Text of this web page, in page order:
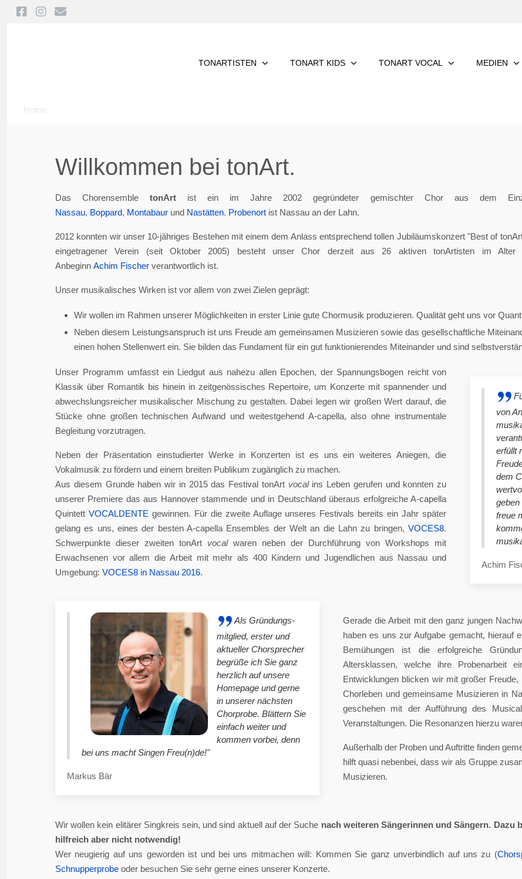
TONARTISTEN TONART KIDS TONART VOCAL MEDIEN
Home
Willkommen bei tonArt.
Das ChorensembletonArt ist ein im Jahre 2002 gegründeter gemischter Chor aus dem
Nassau, Boppard, Montabaur und Nastätten. Probenort ist Nassau an der Lahn.
2012 konnten wir unser 10-jähriges Bestehen mit einem dem Anlass entsprechend tollen Jubiläumskonzert "Best of
eingetragener Verein (seit Oktober 2005) besteht unser Chor derzeit aus 26 aktiven tonArtisten im
Anbeginn Achim Fischer verantwortlich ist.
Unser musikalisches Wirken ist vor allem von zwei Zielen geprägt:
Wir wollen im Rahmen unserer Möglichkeiten in erster Linie gute Chormusik produzieren. Qualität geht uns vor
Neben diesem Leistungsanspruch ist uns Freude am gemeinsamen Musizieren sowie das gesellschaftliche
einen hohen Stellenwert ein. Sie bilden das Fundament für ein gut funktionierendes Miteinander und sind
von
erfüllt
dem
geben
freue
Achim
Unser Programm umfasst ein Liedgut aus nahezu allen Epochen, der Spannungsbogen reicht von
Klassik über Romantik bis hinein in zeitgenössisches Repertoire, um Konzerte mit spannender und
abwechslungsreicher musikalischer Mischung zu gestalten. Dabei legen wir großen Wert darauf, die
Stücke ohne großen technischen Aufwand und weitestgehend A-capella, also ohne instrumentale
Begleitung vorzutragen.
Neben der Präsentation einstudierter Werke in Konzerten ist es uns ein weiteres Aniegen, die
Vokalmusik zu fördern und einem breiten Publikum zugänglich zu machen.
Aus diesem Grunde haben wir in 2015 das Festival tonArt vocal ins Leben gerufen und konnten zu
unserer Premiere das aus Hannover stammende und in Deutschland überaus erfolgreiche A-capella
Quintett VOCALDENTE gewinnen. Für die zweite Auflage unseres Festivals bereits ein Jahr später
gelang es uns, eines der besten A-capella Ensembles der Welt an die Lahn zu bringen, VOCES8.
Schwerpunkte dieser zweiten tonArt vocalwaren neben der Durchführung von Workshops mit
Erwachsenen vor allem die Arbeit mit mehr als 400 Kindern und Jugendlichen aus Nassau und
Umgebung: VOCES8 in Nassau 2016.
Als Gründungs-
mitglied, erster und
aktueller Chorsprecher
begrüße ich Sie ganz
herzlich auf unsere
Homepage und gerne
in unserer nächsten
Chorprobe. Blättern Sie
einfach weiter und
kommen vorbei, denn
bei uns macht Singen Freu(n)de!"
Markus Bär
Gerade die Arbeit mit den ganz jungen
haben es uns zur Aufgabe gemacht, hierauf
Bemühungen ist die erfolgreiche
Altersklassen, welche ihre Probenarbeit
Entwicklungen blicken wir mit großer
Chorleben und gemeinsame Musizieren in
geschehen mit der Aufführung des
Veranstaltungen. Die Resonanzen hierzu
Außerhalb der Proben und Auftritte finden
hilft quasi nebenbei, dass wir als Gruppe
Musizieren.
Wir wollen kein elitärer Singkreis sein, und sind aktuell auf der Suche nach weiteren Sängerinnen und Sängern. Dazu
hilfreich aber nicht notwendig!
Wer neugierig auf uns geworden ist und bei uns mitmachen will: Kommen Sie ganz unverbindlich auf uns zu (
Schnupperprobe oder besuchen Sie sehr gerne eines unserer Konzerte.